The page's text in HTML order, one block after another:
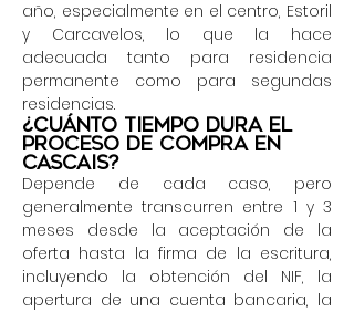
año, especialmente en el centro, Estoril
y Carcavelos, lo que la hace
adecuada tanto para residencia
permanente como para segundas
residencias.
¿Cuánto tiempo dura el
proceso de compra en
Cascais?
Depende de cada caso, pero
generalmente transcurren entre 1 y 3
meses desde la aceptación de la
oferta hasta la firma de la escritura,
incluyendo la obtención del NIF, la
apertura de una cuenta bancaria, la